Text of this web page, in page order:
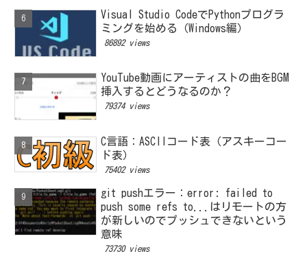
Visual Studio CodeでPythonプログラ
ミングを始める（Windows編）
86892 views
YouTube動画にアーティストの曲をBGM
挿入するとどうなるのか？
79374 views
C言語：ASCIIコード表（アスキーコー
ド表）
75402 views
git pushエラー：error: failed to
push some refs to...はリモートの方
が新しいのでプッシュできないという
意味
73730 views